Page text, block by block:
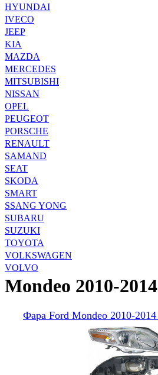
HYUNDAI
IVECO
JEEP
KIA
MAZDA
MERCEDES
MITSUBISHI
NISSAN
OPEL
PEUGEOT
PORSCHE
RENAULT
SAMAND
SEAT
SKODA
SMART
SSANG YONG
SUBARU
SUZUKI
TOYOTA
VOLKSWAGEN
VOLVO
Mondeo 2010-2014
Фара Ford Mondeo 2010-2014